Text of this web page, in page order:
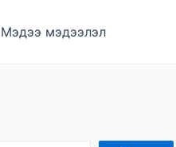
Мэдээ мэдээлэл